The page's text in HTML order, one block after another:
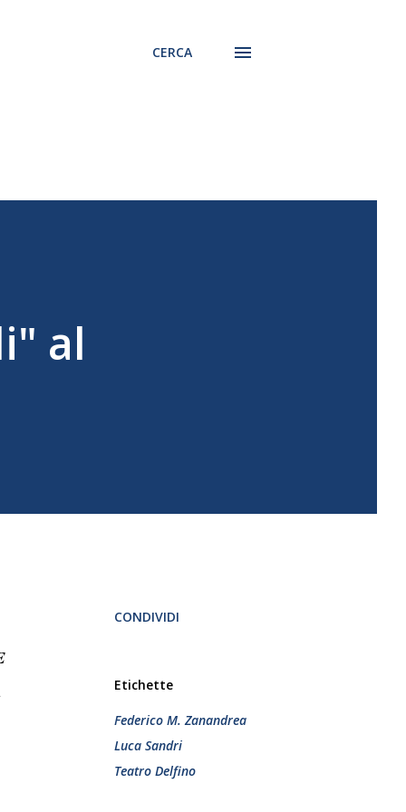
CERCA
al
CONDIVIDI
Etichette
Federico M. Zanandrea
Luca Sandri
Teatro Delfino